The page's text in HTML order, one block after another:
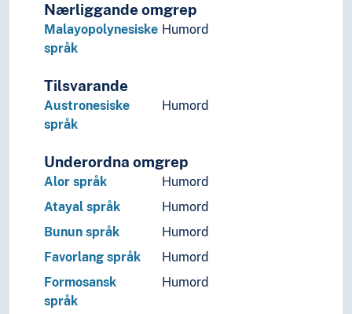
Nærliggande omgrep
Malayopolynesiske
språk
Humord
Tilsvarande
Austronesiske
språk
Humord
Underordna omgrep
Alor språk
Humord
Atayal språk
Humord
Bunun språk
Humord
Favorlang språk
Humord
Formosansk
språk
Humord